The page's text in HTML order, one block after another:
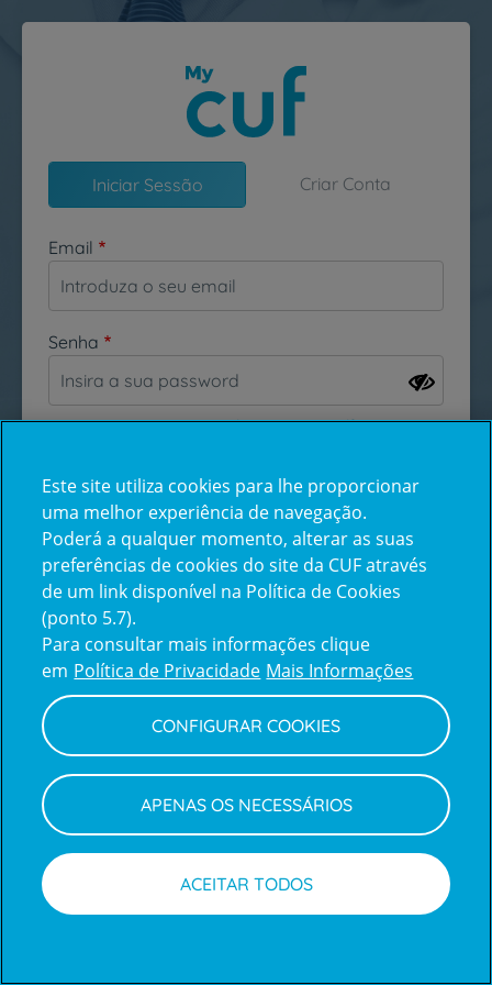
Passar para o conteúdo principal
Iniciar Sessão Criar Conta
Email
Senha
Esqueceu-se da sua password?
Inicie sessão com a Apple
Centro de Apoio ao Cliente | Política de Privacidade e Cookies
Este site utiliza cookies para lhe proporcionar
uma melhor experiência de navegação.
Poderá a qualquer momento, alterar as suas
preferências de cookies do site da CUF através
de um link disponível na Política de Cookies
(ponto 5.7).
Para consultar mais informações clique
em Política de Privacidade Mais Informações
CONFIGURAR COOKIES
APENAS OS NECESSÁRIOS
ACEITAR TODOS